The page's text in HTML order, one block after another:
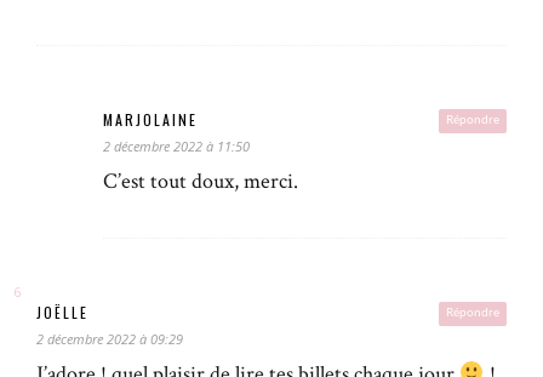
Répondre
MARJOLAINE
2 décembre 2022 à 11:50
C’est tout doux, merci.
Répondre
JOËLLE
2 décembre 2022 à 09:29